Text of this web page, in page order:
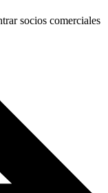
socios comerciales